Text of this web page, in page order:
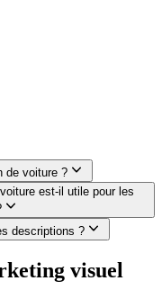
de voiture ?
est-il utile pour les
descriptions ?
visuel